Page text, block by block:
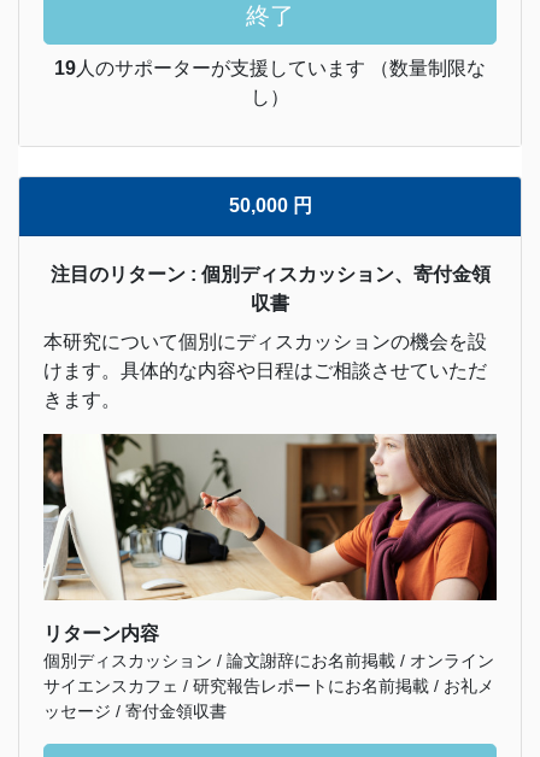
終了
19人のサポーターが支援しています （数量制限な
し）
50,000 円
注目のリターン : 個別ディスカッション、寄付金領
収書
本研究について個別にディスカッションの機会を設
けます。具体的な内容や日程はご相談させていただ
きます。
リターン内容
個別ディスカッション / 論文謝辞にお名前掲載 / オンライン
サイエンスカフェ / 研究報告レポートにお名前掲載 / お礼メ
ッセージ / 寄付金領収書